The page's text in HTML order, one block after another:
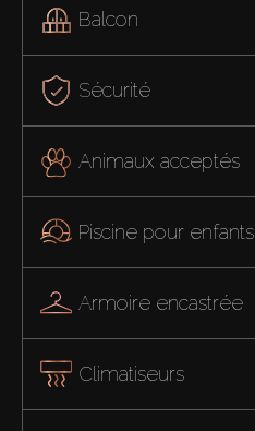
Balcon
Sécurité
Animaux acceptés
Piscine pour enfants
Armoire encastrée
Climatiseurs